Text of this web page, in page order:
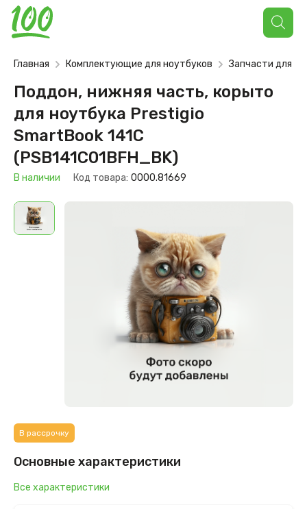
Поиск
товаров
Главная Комплектующие для ноутбуков Запчасти для
Поддон, нижняя часть, корыто
для ноутбука Prestigio
SmartBook 141С
(PSB141C01BFH_BK)
В наличии Код товара: 0000.81669
В рассрочку
Основные характеристики
Все характеристики